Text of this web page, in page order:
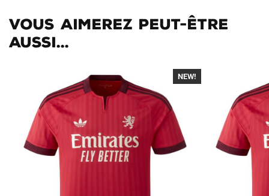
Vous aimerez peut-être
aussi...
-40%
NEW!